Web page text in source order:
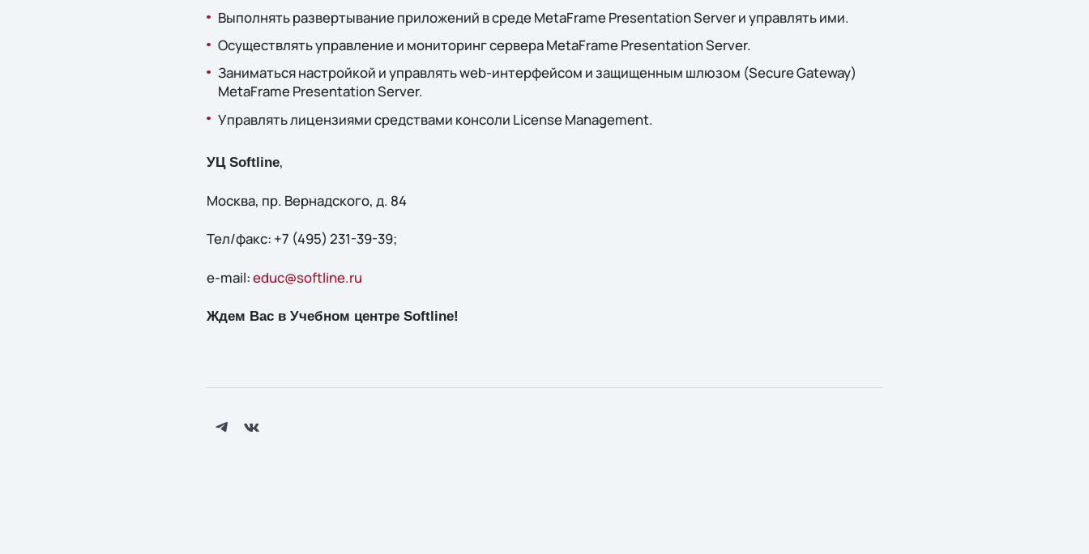
Выполнять развертывание приложений в среде MetaFrame Presentation Server и управлять ими.
Осуществлять управление и мониторинг сервера MetaFrame Presentation Server.
Заниматься настройкой и управлять web-интерфейсом и защищенным шлюзом (Secure Gateway)
MetaFrame Presentation Server.
Управлять лицензиями средствами консоли License Management.
УЦ Softline,
Москва, пр. Вернадского, д. 84
Тел/факс: +7 (495) 231-39-39;
e-mail:educ@softline.ru
Ждем Вас в Учебном центре Softline!